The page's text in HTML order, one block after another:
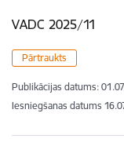
VADC 2025/11
Pārtraukts
Publikācijas datums:
Iesniegšanas datums